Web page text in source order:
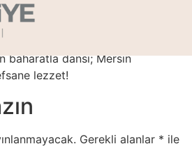
baharatla dansı; Mersin
lezzet!
Gerekli alanlar * ile